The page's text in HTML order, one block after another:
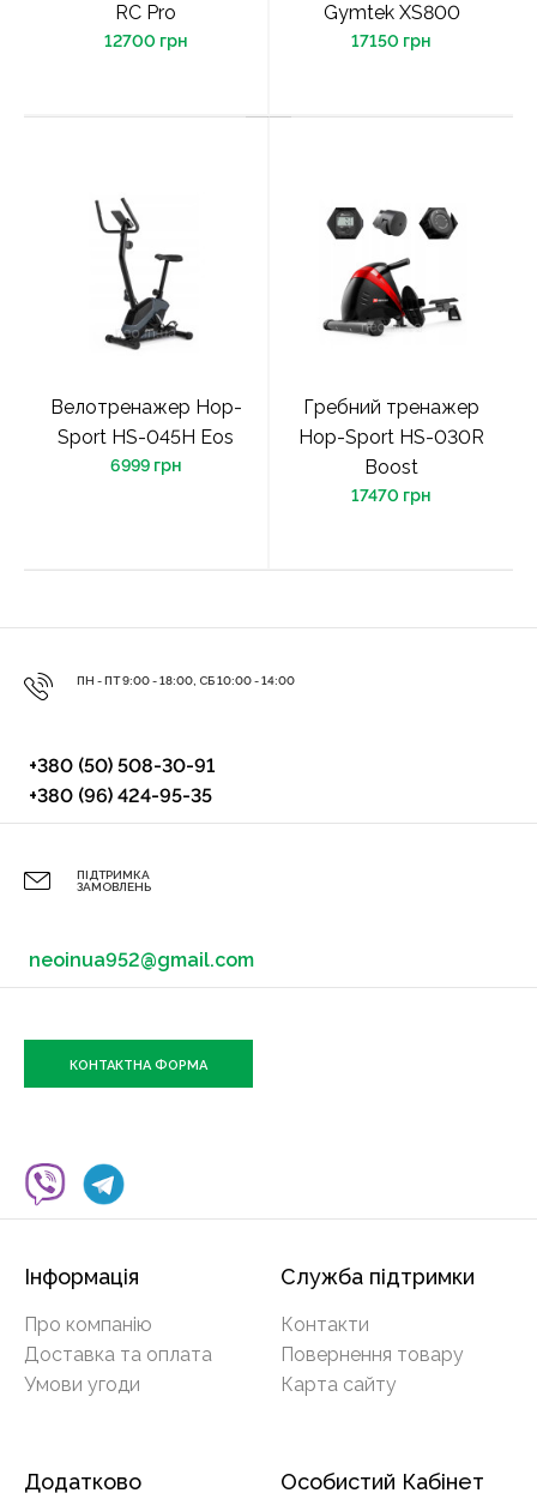
RC Pro
12700 грн
Gymtek XS800
17150 грн
Велотренажер Hop-
Sport HS-045H Eos
6999 грн
Гребний тренажер
Hop-Sport HS-030R
Boost
17470 грн
ПН - ПТ 9:00 - 18:00, СБ 10:00 - 14:00
+380 (50) 508-30-91
+380 (96) 424-95-35
ПІДТРИМКА
ЗАМОВЛЕНЬ
neoinua952@gmail.com
КОНТАКТНА ФОРМА
Інформація
Про компанію
Доставка та оплата
Умови угоди
Служба підтримки
Контакти
Повернення товару
Карта сайту
Додатково Особистий Кабінет